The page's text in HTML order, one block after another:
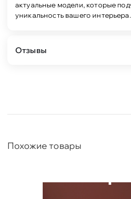
актуальные модели, которые
уникальность вашего интерьера.
Отзывы
Похожие товары